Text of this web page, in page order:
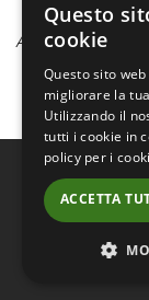
ACCOUNT
Bertini group
Questo
cookie
Questo sito
migliorare la
Utilizzando il
tutti i cookie in
policy per i
ACCETTA